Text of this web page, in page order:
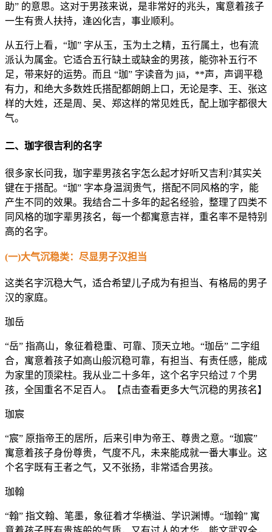
助” 的意思。这对于男孩来说，是非常好的兆头，寓意着孩子
一生有贵人扶持，逢凶化吉，事业顺利。
从五行上看，“珈” 字从玉，玉为土之精，五行属土，也有流
派认为属金。它适合五行缺土或缺金的男孩，能弥补五行不
足，带来好的运势。而且 “珈” 字读音为 jiā，**声，声调平稳
有力，和绝大多数姓氏搭配都朗朗上口，无论是李、王、张这
样的大姓，还是周、吴、郑这样的常见姓氏，配上珈字都很大
气。
二、珈字很吉利的名字
很多家长问我，珈字辈男孩名字怎么起才好听又吉利?其实关
键在于搭配。“珈” 字本身温润贵气，搭配不同风格的字，能
产生不同的效果。我结合二十多年的起名经验，整理了四类不
同风格的珈字辈男孩名，每一个都寓意吉祥，重名率不是特别
高的名字。
(一)大气沉稳类：尽显男子汉担当
这类名字沉稳大气，适合希望儿子成为有担当、有格局的男子
汉的家庭。
珈岳
“岳” 指高山，象征着稳重、可靠、顶天立地。“珈岳” 二字组
合，寓意着孩子如高山般沉稳可靠，有担当、有责任感，能成
为家里的顶梁柱。我从业二十多年，这个名字只给过 7 个男
孩，全国重名不足百人。【点击查看更多大气沉稳的男孩名】
珈宸
“宸” 原指帝王的居所，后来引申为帝王、尊贵之意。“珈宸”
寓意着孩子身份尊贵，气度不凡，未来能成就一番大事业。这
个名字既有王者之气，又不张扬，非常适合男孩。
珈翰
“翰” 指文翰、笔墨，象征着才华横溢、学识渊博。“珈翰” 寓